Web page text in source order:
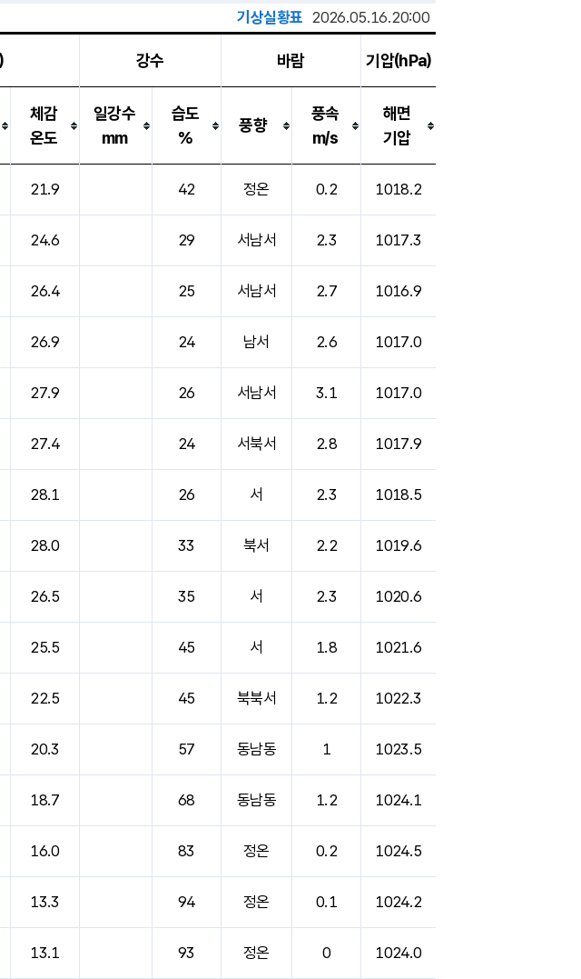
기상실황표 2026.05.16.20:00
강수 바람 기압(hPa)
체감
온도
일강수
mm
습도
%
풍향
풍속
m/s
해면
기압
21.9 42 정온 0.2 1018.2
24.6 29 서남서 2.3 1017.3
26.4 25 서남서 2.7 1016.9
26.9 24 남서 2.6 1017.0
27.9 26 서남서 3.1 1017.0
27.4 24 서북서 2.8 1017.9
28.1 26 서 2.3 1018.5
28.0 33 북서 2.2 1019.6
26.5 35 서 2.3 1020.6
25.5 45 서 1.8 1021.6
22.5 45 북북서 1.2 1022.3
20.3 57 동남동 1 1023.5
18.7 68 동남동 1.2 1024.1
16.0 83 정온 0.2 1024.5
13.3 94 정온 0.1 1024.2
13.1 93 정온 0 1024.0